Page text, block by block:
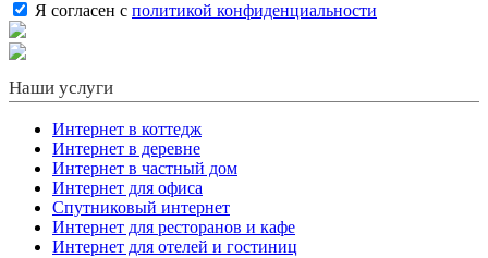
Я согласен с политикой конфиденциальности
Наши услуги
Интернет в коттедж
Интернет в деревне
Интернет в частный дом
Интернет для офиса
Спутниковый интернет
Интернет для ресторанов и кафе
Интернет для отелей и гостиниц